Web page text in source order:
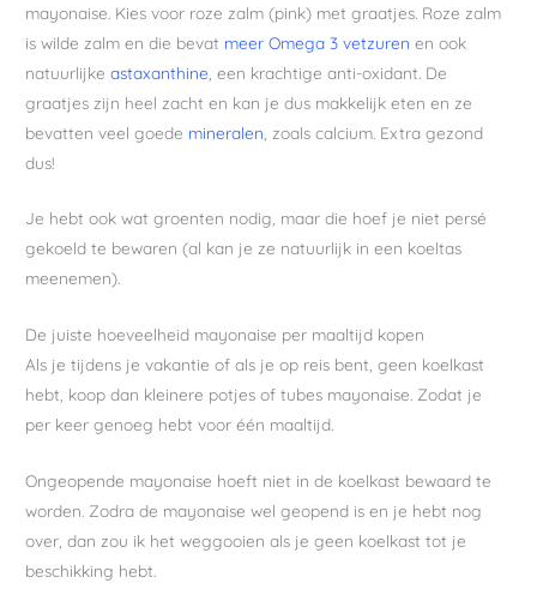
mayonaise. Kies voor roze zalm (pink) met graatjes. Roze zalm
is wilde zalm en die bevat meer Omega 3 vetzuren en ook
natuurlijkeastaxanthine , een krachtige anti-oxidant. De
graatjes zijn heel zacht en kan je dus makkelijk eten en ze
bevatten veel goede mineralen , zoals calcium. Extra gezond
dus!
Je hebt ook wat groenten nodig, maar die hoef je niet persé
gekoeld te bewaren (al kan je ze natuurlijk in een koeltas
meenemen).
De juiste hoeveelheid mayonaise per maaltijd kopen
Als je tijdens je vakantie of als je op reis bent, geen koelkast
hebt, koop dan kleinere potjes of tubes mayonaise. Zodat je
per keer genoeg hebt voor één maaltijd.
Ongeopende mayonaise hoeft niet in de koelkast bewaard te
worden. Zodra de mayonaise wel geopend is en je hebt nog
over, dan zou ik het weggooien als je geen koelkast tot je
beschikking hebt.